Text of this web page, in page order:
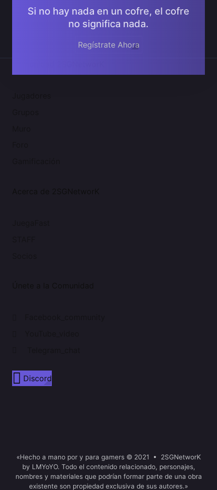
Si no hay nada en un cofre, el cofre
no significa nada.
Regístrate Ahora
Discord
«Hecho a mano por y para gamers © 2021 • 2SGNetworK
by LMYoYO. Todo el contenido relacionado, personajes,
nombres y materiales que podrían formar parte de una obra
existente son propiedad exclusiva de sus autores.»